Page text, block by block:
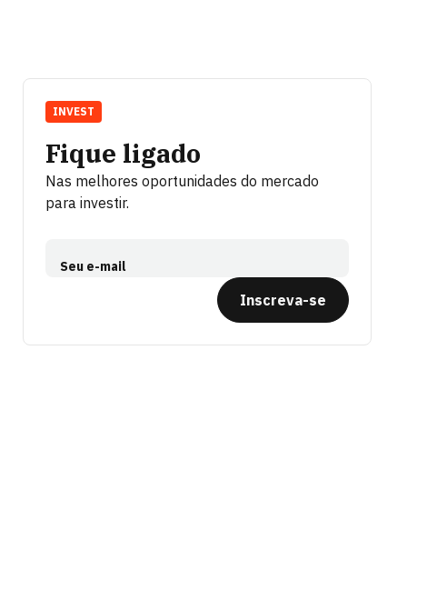
Fique ligado
Nas melhores oportunidades do mercado
para investir.
Seu e-mail
Inscreva-se
INVEST